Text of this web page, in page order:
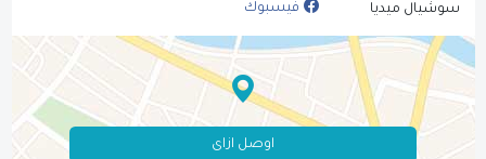
سوشيال ميديا فيسبوك
اوصل ازاى